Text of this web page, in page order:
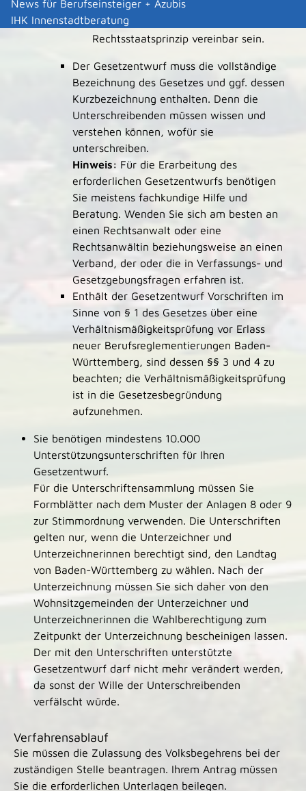
News für Berufseinsteiger + Azubis
IHK Innenstadtberatung
höherrangigen Verfassungsgrundsätzen,
z.B. Grundrechten und dem
Rechtsstaatsprinzip vereinbar sein.
Der Gesetzentwurf muss die vollständige
Bezeichnung des Gesetzes und ggf. dessen
Kurzbezeichnung enthalten. Denn die
Unterschreibenden müssen wissen und
verstehen können, wofür sie
unterschreiben.
Hinweis: Für die Erarbeitung des
erforderlichen Gesetzentwurfs benötigen
Sie meistens fachkundige Hilfe und
Beratung. Wenden Sie sich am besten an
einen Rechtsanwalt oder eine
Rechtsanwältin beziehungsweise an einen
Verband, der oder die in Verfassungs- und
Gesetzgebungsfragen erfahren ist.
Enthält der Gesetzentwurf Vorschriften im
Sinne von § 1 des Gesetzes über eine
Verhältnismäßigkeitsprüfung vor Erlass
neuer Berufsreglementierungen Baden-
Württemberg, sind dessen §§ 3 und 4 zu
beachten; die Verhältnismäßigkeitsprüfung
ist in die Gesetzesbegründung
aufzunehmen.
Sie benötigen mindestens 10.000
Unterstützungsunterschriften für Ihren
Gesetzentwurf.
Für die Unterschriftensammlung müssen Sie
Formblätter nach dem Muster der Anlagen 8 oder 9
zur Stimmordnung verwenden. Die Unterschriften
gelten nur, wenn die Unterzeichner und
Unterzeichnerinnen berechtigt sind, den Landtag
von Baden-Württemberg zu wählen. Nach der
Unterzeichnung müssen Sie sich daher von den
Wohnsitzgemeinden der Unterzeichner und
Unterzeichnerinnen die Wahlberechtigung zum
Zeitpunkt der Unterzeichnung bescheinigen lassen.
Der mit den Unterschriften unterstützte
Gesetzentwurf darf nicht mehr verändert werden,
da sonst der Wille der Unterschreibenden
verfälscht würde.
Verfahrensablauf
Sie müssen die Zulassung des Volksbegehrens bei der
zuständigen Stelle beantragen. Ihrem Antrag müssen
Sie die erforderlichen Unterlagen beilegen.